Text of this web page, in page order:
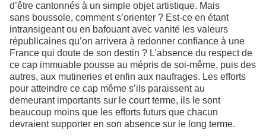
d’être cantonnés à un simple objet artistique. Mais
sans boussole, comment s’orienter ? Est-ce en étant
intransigeant ou en bafouant avec vanité les valeurs
républicaines qu’on arrivera à redonner confiance à une
France qui doute de son destin ? L’absence du respect de
ce cap immuable pousse au mépris de soi-même, puis des
autres, aux mutineries et enfin aux naufrages. Les efforts
pour atteindre ce cap même s’ils paraissent au
demeurant importants sur le court terme, ils le sont
beaucoup moins que les efforts futurs que chacun
devraient supporter en son absence sur le long terme.